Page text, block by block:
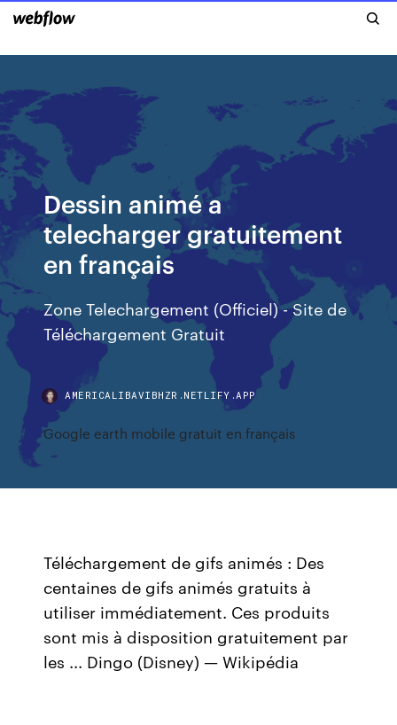
Dessin animé a
telecharger gratuitement
en français
Zone Telechargement (Officiel) - Site de
Téléchargement Gratuit
AMERICALIBAVIBHZR.NETLIFY.APP
Google earth mobile gratuit en français
Téléchargement de gifs animés : Des
centaines de gifs animés gratuits à
utiliser immédiatement. Ces produits
sont mis à disposition gratuitement par
les ... Dingo (Disney) — Wikipédia